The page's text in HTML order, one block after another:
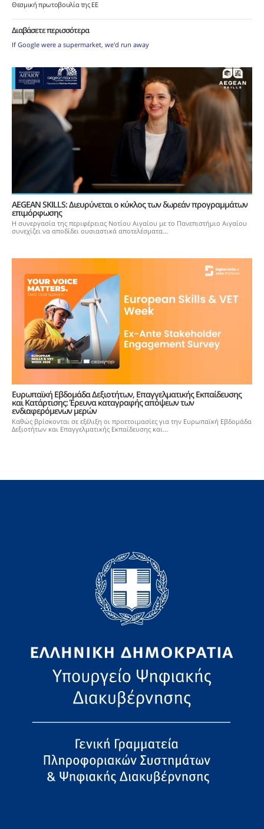
Θεσμική πρωτοβουλία της ΕΕ
Διαβάσετε περισσότερα
If Google were a supermarket, we'd run away
AEGEAN SKILLS: Διευρύνεται ο κύκλος των δωρεάν προγραμμάτων
επιμόρφωσης
Η συνεργασία της περιφέρειας Νοτίου Αιγαίου με το Πανεπιστήμιο Αιγαίου
συνεχίζει να αποδίδει ουσιαστικά αποτελέσματα...
Ευρωπαϊκή Εβδομάδα Δεξιοτήτων, Επαγγελματικής Εκπαίδευσης
και Κατάρτισης: Έρευνα καταγραφής απόψεων των
ενδιαφερόμενων μερών
Καθώς βρίσκονται σε εξέλιξη οι προετοιμασίες για την Ευρωπαϊκή Εβδομάδα
Δεξιοτήτων και Επαγγελματικής Εκπαίδευσης και...